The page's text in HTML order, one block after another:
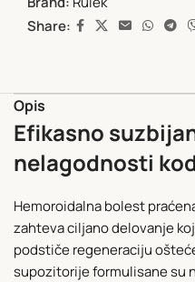
Share:
Opis
Efikasno
nelagodnosti
Hemoroidalna bolest
zahteva ciljano delovanje
podstiče regeneraciju
supozitorije formulisane su